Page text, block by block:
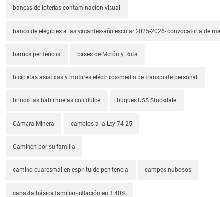
bancas de loterías-contaminación visual
banco de elegibles a las vacantes-año escolar 2025-2026- convocatoria de
barrios periféricos bases de Morón y Rota
bicicletas asistidas y motores eléctricos-medio de transporte personal
brindó las habichuelas con dulce buques USS Stockdale
Cámara Minera cambios a la Ley 74-25
Caminen por su familia
camino cuaresmal en espíritu de penitencia campos nubosos
canasta básica familiar-inflación en 3.40%